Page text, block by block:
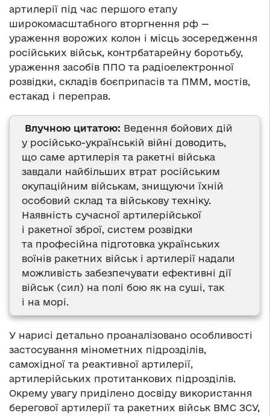
артилерії під час першого етапу
широкомасштабного вторгнення рф —
ураження ворожих колон і місць зосередження
російських військ, контрбатарейну боротьбу,
ураження засобів ППО та радіоелектронної
розвідки, складів боєприпасів та ПММ, мостів,
естакад і переправ.
Влучною цитатою: Ведення бойових дій
у російсько-українській війні доводить,
що саме артилерія та ракетні війська
завдали найбільших втрат російським
окупаційним військам, знищуючи їхній
особовий склад та військову техніку.
Наявність сучасної артилерійської
і ракетної зброї, систем розвідки
та професійна підготовка українських
воїнів ракетних військ і артилерії надали
можливість забезпечувати ефективні дії
військ (сил) на полі бою як на суші, так
і на морі.
У нарисі детально проаналізовано особливості
застосування мінометних підрозділів,
самохідної та реактивної артилерії,
артилерійських протитанкових підрозділів.
Окрему увагу приділено досвіду використання
берегової артилерії та ракетних військ ВМС ЗСУ,